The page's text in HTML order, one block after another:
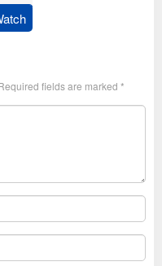
fields are marked *